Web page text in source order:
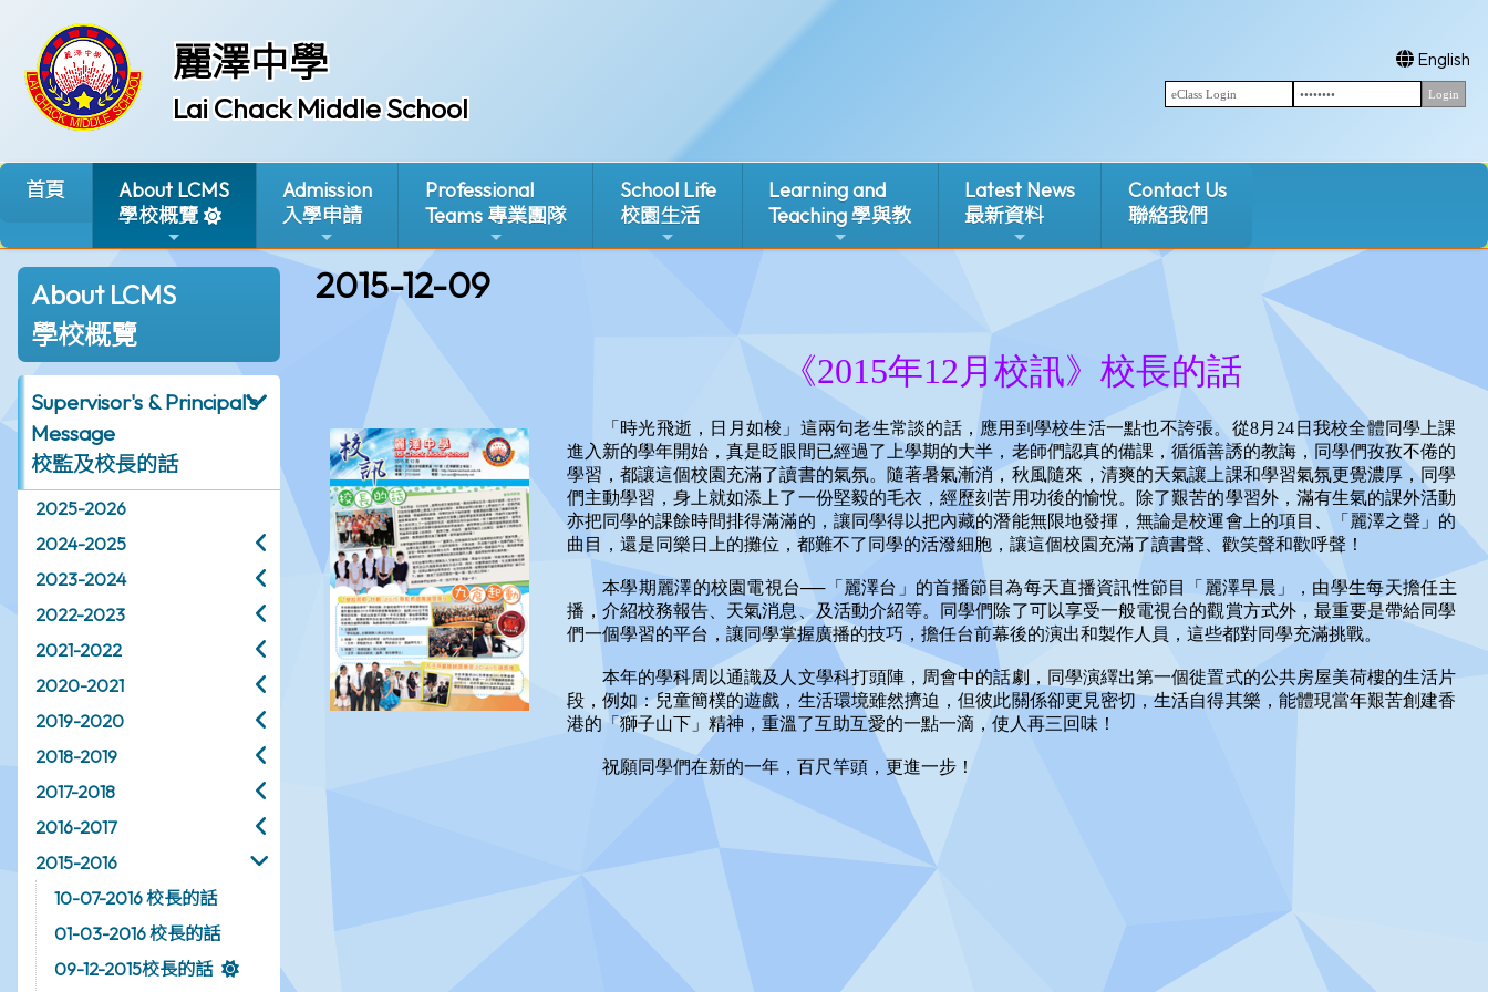
麗澤中學
Lai Chack Middle School
English
首頁
About LCMS
學校概覽
Admission
入學申請
Professional
Teams 專業團隊
School Life
校園生活
Learning and
Teaching 學與教
Latest News
最新資料
Contact Us
聯絡我們
About LCMS
學校概覽
Supervisor's & Principal's
Message
校監及校長的話
2025-2026
2024-2025
2023-2024
2022-2023
2021-2022
2020-2021
2019-2020
2018-2019
2017-2018
2016-2017
2015-2016
10-07-2016 校長的話
01-03-2016 校長的話
09-12-2015校長的話
2015-12-09